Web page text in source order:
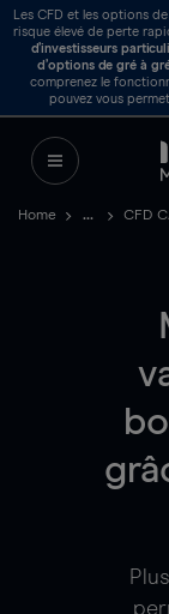
Les CFD et les options
risque élevé de perte
d’investisseurs
d’options de gré à
comprenez le
pouvez vous
Home CFD